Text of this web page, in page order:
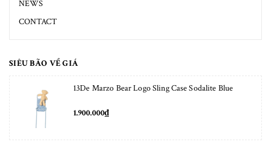
NEWS
CONTACT
SIÊU BÃO VỀ GIÁ
13De Marzo Bear Logo Sling Case Sodalite Blue
1.900.000₫